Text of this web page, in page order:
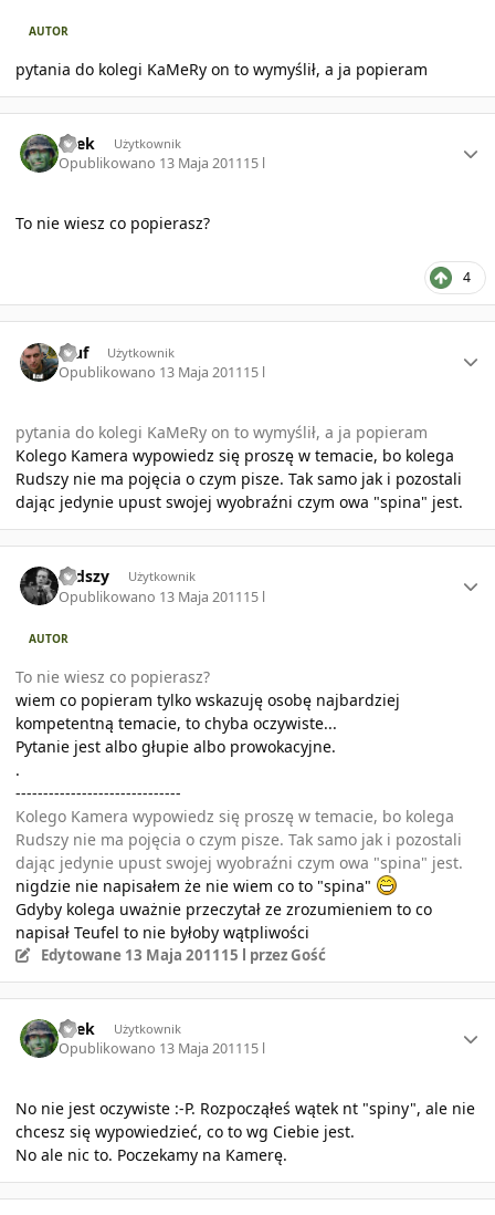
AUTOR
pytania do kolegi KaMeRy on to wymyślił, a ja popieram
osek Użytkownik
Opublikowano 13 Maja 201115 l
To nie wiesz co popierasz?
4
rzuf Użytkownik
Opublikowano 13 Maja 201115 l
pytania do kolegi KaMeRy on to wymyślił, a ja popieram
Kolego Kamera wypowiedz się proszę w temacie, bo kolega
Rudszy nie ma pojęcia o czym pisze. Tak samo jak i pozostali
dając jedynie upust swojej wyobraźni czym owa "spina" jest.
rudszy Użytkownik
Opublikowano 13 Maja 201115 l
AUTOR
To nie wiesz co popierasz?
wiem co popieram tylko wskazuję osobę najbardziej
kompetentną temacie, to chyba oczywiste...
Pytanie jest albo głupie albo prowokacyjne.
.
------------------------------
Kolego Kamera wypowiedz się proszę w temacie, bo kolega
Rudszy nie ma pojęcia o czym pisze. Tak samo jak i pozostali
dając jedynie upust swojej wyobraźni czym owa "spina" jest.
nigdzie nie napisałem że nie wiem co to "spina"
Gdyby kolega uważnie przeczytał ze zrozumieniem to co
napisał Teufel to nie byłoby wątpliwości
Edytowane 13 Maja 201115 l przez Gość
osek Użytkownik
Opublikowano 13 Maja 201115 l
No nie jest oczywiste :-P. Rozpocząłeś wątek nt "spiny", ale nie
chcesz się wypowiedzieć, co to wg Ciebie jest.
No ale nic to. Poczekamy na Kamerę.